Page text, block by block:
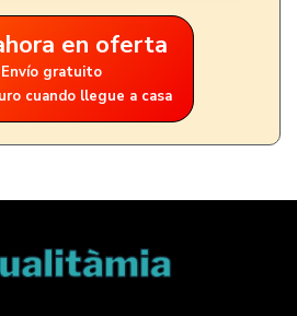
en oferta
Envío gratuito
cuando llegue a casa